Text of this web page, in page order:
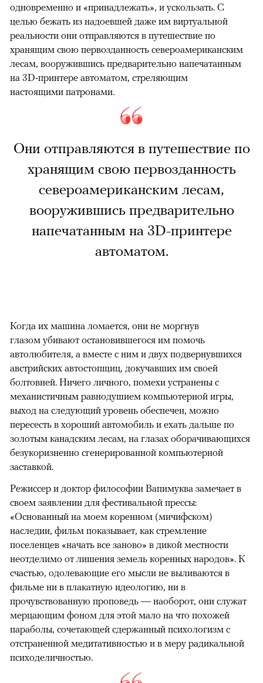
одновременно и «принадлежать», и ускользать. С
целью бежать из надоевшей даже им виртуальной
реальности они отправляются в путешествие по
хранящим свою первозданность североамериканским
лесам, вооружившись предварительно напечатанным
на 3D-принтере автоматом, стреляющим
настоящими патронами.
Они отправляются в путешествие по
хранящим свою первозданность
североамериканским лесам,
вооружившись предварительно
напечатанным на 3D-принтере
автоматом.
Когда их машина ломается, они не моргнув
глазом убивают остановившегося им помочь
автолюбителя, а вместе с ним и двух подвернувшихся
австрийских автостопщиц, докучавших им своей
болтовней. Ничего личного, помехи устранены с
механистичным равнодушием компьютерной игры,
выход на следующий уровень обеспечен, можно
пересесть в хороший автомобиль и ехать дальше по
золотым канадским лесам, на глазах оборачивающихся
безукоризненно сгенерированной компьютерной
заставкой.
Режиссер и доктор философии Вапимуква замечает в
своем заявлении для фестивальной прессы:
«Основанный на моем коренном (мичифском)
наследии, фильм показывает, как стремление
поселенцев «начать все заново» в дикой местности
неотделимо от лишения земель коренных народов». К
счастью, одолевающие его мысли не выливаются в
фильме ни в плакатную идеологию, ни в
прочувствованную проповедь — наоборот, они служат
мерцающим фоном для этой мало на что похожей
параболы, сочетающей сдержанный психологизм с
отстраненной медитативностью и в меру радикальной
психоделичностью.